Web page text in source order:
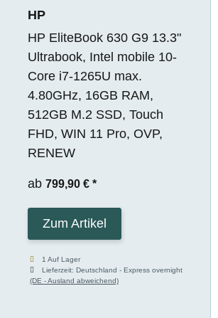
HP
HP EliteBook 630 G9 13.3"
Ultrabook, Intel mobile 10-
Core i7-1265U max.
4.80GHz, 16GB RAM,
512GB M.2 SSD, Touch
FHD, WIN 11 Pro, OVP,
RENEW
ab 799,90 € *
Zum Artikel
1 Auf Lager
Lieferzeit:Deutschland - Express overnight
(DE - Ausland abweichend)